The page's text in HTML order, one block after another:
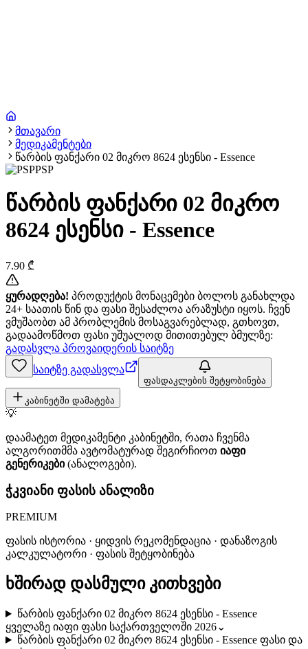
მთავარი
მედიკამენტები
წარბის ფანქარი 02 მიკრო 8624 ესენსი - Essence
PSP
წარბის ფანქარი 02 მიკრო
8624 ესენსი - Essence
7.90 ₾
ყურადღება! პროდუქტის მონაცემები ბოლოს განახლდა
24+ საათის წინ და ფასი შესაძლოა არაზუსტი იყოს. ჩვენ
ვმუშაობთ ამ პრობლემის მოსაგვარებლად, გთხოვთ,
გადაამოწმოთ ფასი უშუალოდ მითითებულ ბმულზე:
გადასვლა პროვაიდერის საიტზე
საიტზე გადასვლა
ფასდაკლების შეტყობინება
კაბინეტში დამატება
💡
დაამატეთ მედიკამენტი კაბინეტში, რათა ჩვენმა
ალგორითმმა ავტომატურად შეგირჩიოთ იაფი
გენერიკები(ანალოგები).
ჭკვიანი ფასის ანალიზი
PREMIUM
ფასის ისტორია · ყიდვის რეკომენდაცია · დანაზოგის
კალკულატორი · ფასის შეტყობინება
ხშირად დასმული კითხვები
წარბის ფანქარი 02 მიკრო 8624 ესენსი - Essence
ყველაზე იაფი ფასი საქართველოში 2026⌄
წარბის ფანქარი 02 მიკრო 8624 ესენსი - Essence ფასი და